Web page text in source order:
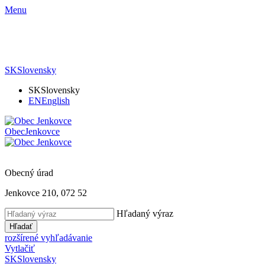
Menu
SKSlovensky
SKSlovensky
ENEnglish
ObecJenkovce
Obecný úrad
Jenkovce 210, 072 52
Hľadaný výraz
Hľadať
rozšírené vyhľadávanie
Vytlačiť
SKSlovensky